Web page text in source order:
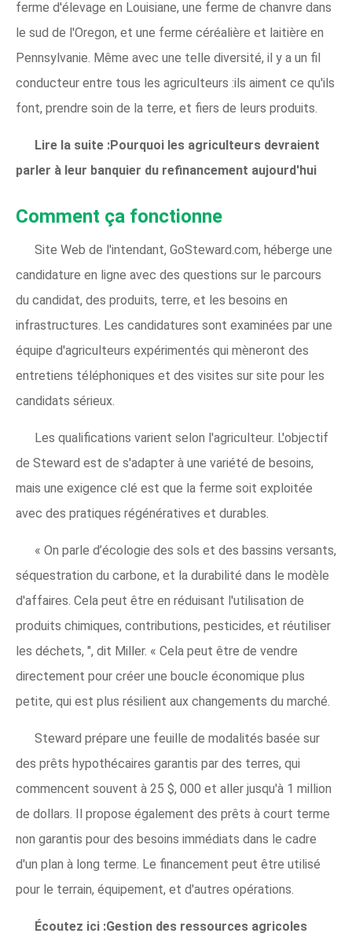
ferme d'élevage en Louisiane, une ferme de chanvre dans
le sud de l'Oregon, et une ferme céréalière et laitière en
Pennsylvanie. Même avec une telle diversité, il y a un fil
conducteur entre tous les agriculteurs :ils aiment ce qu'ils
font, prendre soin de la terre, et fiers de leurs produits.
Lire la suite :Pourquoi les agriculteurs devraient
parler à leur banquier du refinancement aujourd'hui
Comment ça fonctionne
Site Web de l'intendant, GoSteward.com, héberge une
candidature en ligne avec des questions sur le parcours
du candidat, des produits, terre, et les besoins en
infrastructures. Les candidatures sont examinées par une
équipe d'agriculteurs expérimentés qui mèneront des
entretiens téléphoniques et des visites sur site pour les
candidats sérieux.
Les qualifications varient selon l'agriculteur. L'objectif
de Steward est de s'adapter à une variété de besoins,
mais une exigence clé est que la ferme soit exploitée
avec des pratiques régénératives et durables.
« On parle d’écologie des sols et des bassins versants,
séquestration du carbone, et la durabilité dans le modèle
d'affaires. Cela peut être en réduisant l'utilisation de
produits chimiques, contributions, pesticides, et réutiliser
les déchets, ", dit Miller. « Cela peut être de vendre
directement pour créer une boucle économique plus
petite, qui est plus résilient aux changements du marché.
Steward prépare une feuille de modalités basée sur
des prêts hypothécaires garantis par des terres, qui
commencent souvent à 25 $, 000 et aller jusqu'à 1 million
de dollars. Il propose également des prêts à court terme
non garantis pour des besoins immédiats dans le cadre
d'un plan à long terme. Le financement peut être utilisé
pour le terrain, équipement, et d'autres opérations.
Écoutez ici :Gestion des ressources agricoles